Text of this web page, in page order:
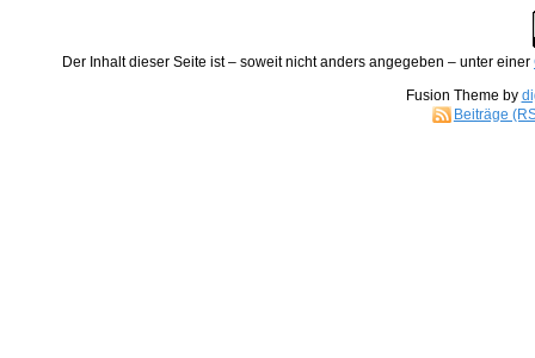
Der Inhaltdieser Seite ist – soweit nicht anders angegeben – unter einer
Fusion Theme by
Beiträge